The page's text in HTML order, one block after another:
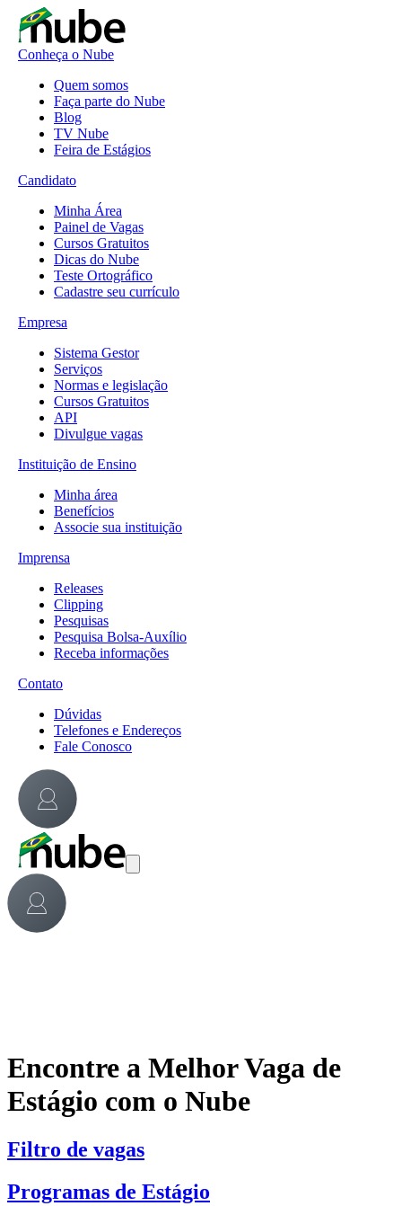
Conheça o Nube
Quem somos
Faça parte do Nube
Blog
TV Nube
Feira de Estágios
Candidato
Minha Área
Painel de Vagas
Cursos Gratuitos
Dicas do Nube
Teste Ortográfico
Cadastre seu currículo
Empresa
Sistema Gestor
Serviços
Normas e legislação
Cursos Gratuitos
API
Divulgue vagas
Instituição de Ensino
Minha área
Benefícios
Associe sua instituição
Imprensa
Releases
Clipping
Pesquisas
Pesquisa Bolsa-Auxílio
Receba informações
Contato
Dúvidas
Telefones e Endereços
Fale Conosco
Encontre a Melhor Vaga de
Estágio com o Nube
Filtro de vagas
Programas de Estágio